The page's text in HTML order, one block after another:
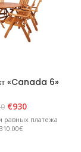
«Canada 6»
€930
равных платежа